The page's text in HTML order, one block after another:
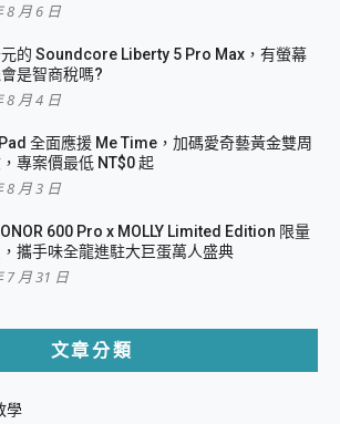
8 月 6 日
的 Soundcore Liberty 5 Pro Max，有螢幕
是智商稅嗎?
8 月 4 日
全面應援 Me Time，加碼愛奇藝黃金雙周
專案價最低 NT$0 起
8 月 3 日
600 Pro x MOLLY Limited Edition 限量
攜手味全龍進駐大巨蛋萬人盛典
7 月 31 日
文章分類
學